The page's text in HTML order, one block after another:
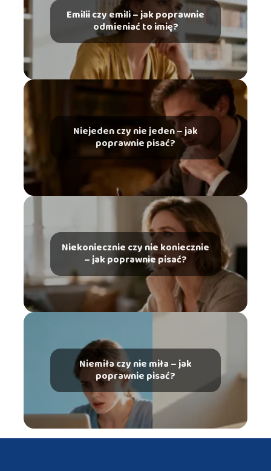
Emilii czy emili – jak poprawnie
odmieniać to imię?
Niejeden czy nie jeden – jak
poprawnie pisać?
Niekoniecznie czy nie koniecznie
– jak poprawnie pisać?
Niemiła czy nie miła – jak
poprawnie pisać?